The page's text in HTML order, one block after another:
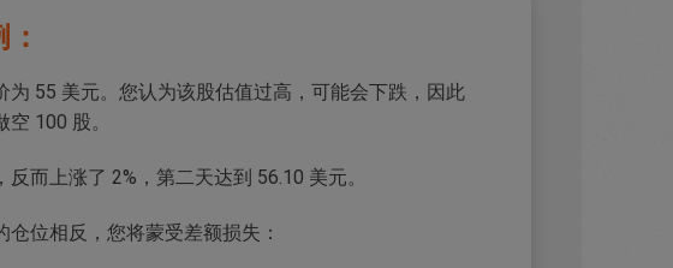
为 55 美元。您认为该股估值过高，可能会下跌，因此
100 股。
而上涨了 2%，第二天达到 56.10 美元。
仓位相反，您将蒙受差额损失：